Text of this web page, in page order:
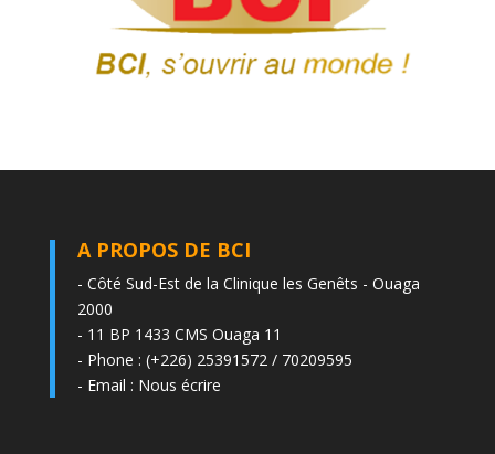
A PROPOS DE BCI
- Côté Sud-Est de la Clinique les Genêts - Ouaga
2000
- 11 BP 1433 CMS Ouaga 11
- Phone : (+226) 25391572 / 70209595
- Email : Nous écrire